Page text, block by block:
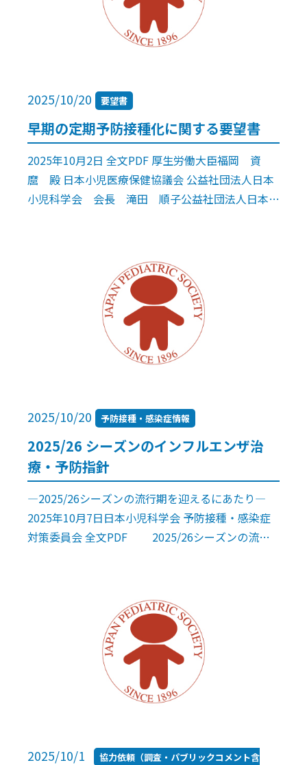
2025/10/20 要望書
早期の定期予防接種化に関する要望書
2025年10月2日 全文PDF 厚生労働大臣福岡 資
麿 殿 日本小児医療保健協議会 公益社団法人日本
小児科学会 会長 滝田 順子公益社団法人日本小
2025/10/20 予防接種・感染症情報
2025/26 シーズンのインフルエンザ治
療・予防指針
―2025/26シーズンの流行期を迎えるにあたり―
2025年10月7日日本小児科学会 予防接種・感染症
対策委員会 全文PDF 2025/26シーズンの流行
2025/10/1
協力依頼（調査・パブリックコメント含